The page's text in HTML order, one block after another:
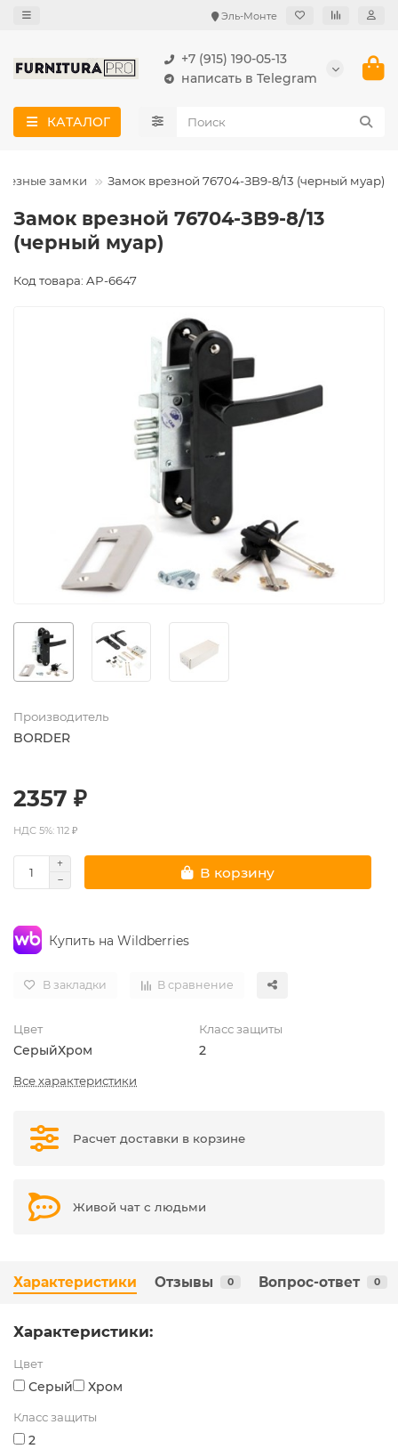
Эль-Монте
+7 (915) 190-05-13
написать в Telegram
КАТАЛОГ
замки Замок врезной 76704-ЗВ9-8/13 (черный муар)
Замок врезной 76704-ЗВ9-8/13
(черный муар)
Код товара: AP-6647
Производитель
BORDER
2357 ₽
НДС 5%: 112 ₽
В корзину
Купить на Wildberries
В закладки В сравнение
Цвет
СерыйХром
Класс защиты
2
Все характеристики
Расчет доставки в корзине
Живой чат с людьми
Характеристики Отзывы 0 Вопрос-ответ 0
Характеристики:
Цвет
Серый Хром
Класс защиты
2